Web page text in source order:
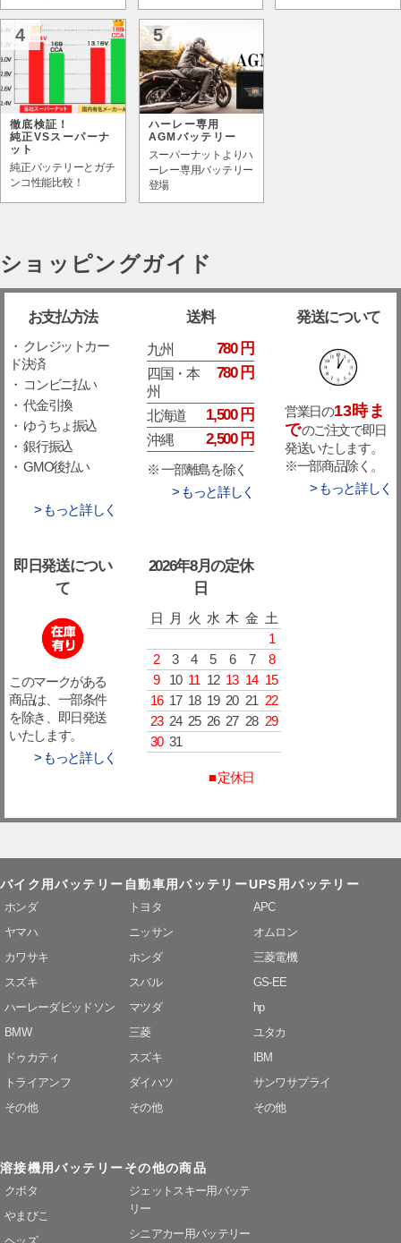
4
徹底検証！
純正VSスーパーナ
ット
純正バッテリーとガチ
ンコ性能比較！
5
ハーレー専用
AGMバッテリー
スーパーナットよりハ
ーレー専用バッテリー
登場
ショッピングガイド
お支払方法
・ クレジットカー
ド決済
・ コンビニ払い
・ 代金引換
・ ゆうちょ振込
・ 銀行振込
・ GMO後払い
> もっと詳しく
送料
九州 780 円
四国・本
州
780 円
北海道 1,500 円
沖縄 2,500 円
※ 一部離島を除く
> もっと詳しく
発送について
営業日の13時ま
でのご注文で即日
発送いたします。
※一部商品除く。
> もっと詳しく
即日発送につい
て
このマークがある
商品は、一部条件
を除き、即日発送
いたします。
> もっと詳しく
2026年8月の定休
日
日 月 火 水 木 金 土
1
2
3 4 5 6 7
8
9
10 11 12 13 14 15
16 17 18 19 20 21 22
23 24 25 26 27 28 29
30 31
■ 定休日
バイク用バッテリー
ホンダ
ヤマハ
カワサキ
スズキ
ハーレーダビッドソン
BMW
ドゥカティ
トライアンフ
その他
自動車用バッテリー
トヨタ
ニッサン
ホンダ
スバル
マツダ
三菱
スズキ
ダイハツ
その他
UPS用バッテリー
APC
オムロン
三菱電機
GS-EE
hp
ユタカ
IBM
サンワサプライ
その他
溶接機用バッテリー
クボタ
やまびこ
その他の商品
ジェットスキー用バッテ
リー
シニアカー用バッテリー